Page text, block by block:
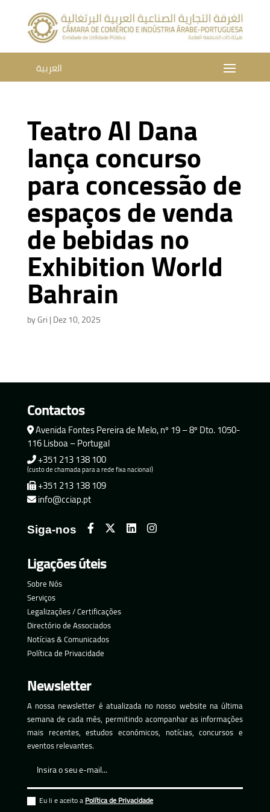
العربية
Teatro Al Dana
lança concurso
para concessão de
espaços de venda
de bebidas no
Exhibition World
Bahrain
byGri|Dez 10, 2025
Contactos
Avenida Fontes Pereira de Melo, nº 19 – 8º Dto. 1050-
116 Lisboa – Portugal
+351 213 138 100
(custo de chamada para a rede fixa nacional)
+351 213 138 109
info@cciap.pt
Siga-nos
Ligações úteis
Sobre Nós
Serviços
Legalizações / Certificações
Directório de Associados
Notícias & Comunicados
Política de Privacidade
Newsletter
A nossa newsletter é atualizada no nosso website na última
semana de cada mês, permitindo acompanhar as informações
mais recentes, estudos económicos, notícias, concursos e
eventos relevantes.
Eu li e aceito aPolítica de Privacidade